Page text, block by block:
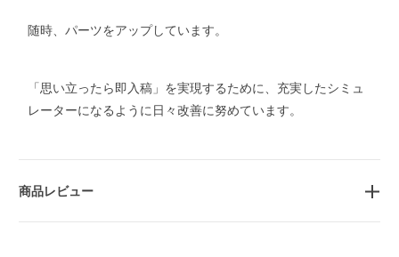
随時、パーツをアップしています。
「思い立ったら即入稿」を実現するために、充実したシミュ
レーターになるように日々改善に努めています。
商品レビュー